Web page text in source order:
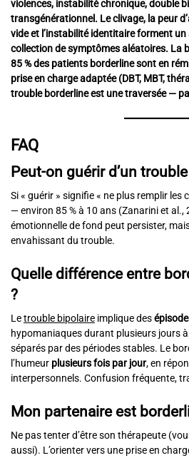
violences, instabilité chronique, double
transgénérationnel. Le clivage, la peur
vide et l’instabilité identitaire forment
collection de symptômes aléatoires. La
85 % des patients borderline sont en
prise en charge adaptée (DBT, MBT,
trouble borderline est une traversée —
FAQ
Peut-on guérir d’un
Si « guérir » signifie « ne plus remplir les
— environ 85 % à 10 ans (Zanarini et al.,
émotionnelle de fond peut persister,
envahissant du trouble.
Quelle différence entre
?
Letrouble bipolaire implique des
hypomaniaques durant plusieurs jours
séparés par des périodes stables. Le
l’humeur plusieurs fois par jour, en
interpersonnels. Confusion fréquente,
Mon partenaire est
Ne pas tenter d’être son thérapeute
aussi). L’orienter vers une prise en